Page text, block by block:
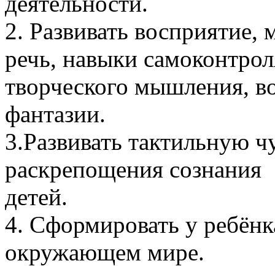
2. Развивать
речь, навыки
творческого мышления,
3.Развивать тактильную
раскрепощения сознания
4. Сформировать у